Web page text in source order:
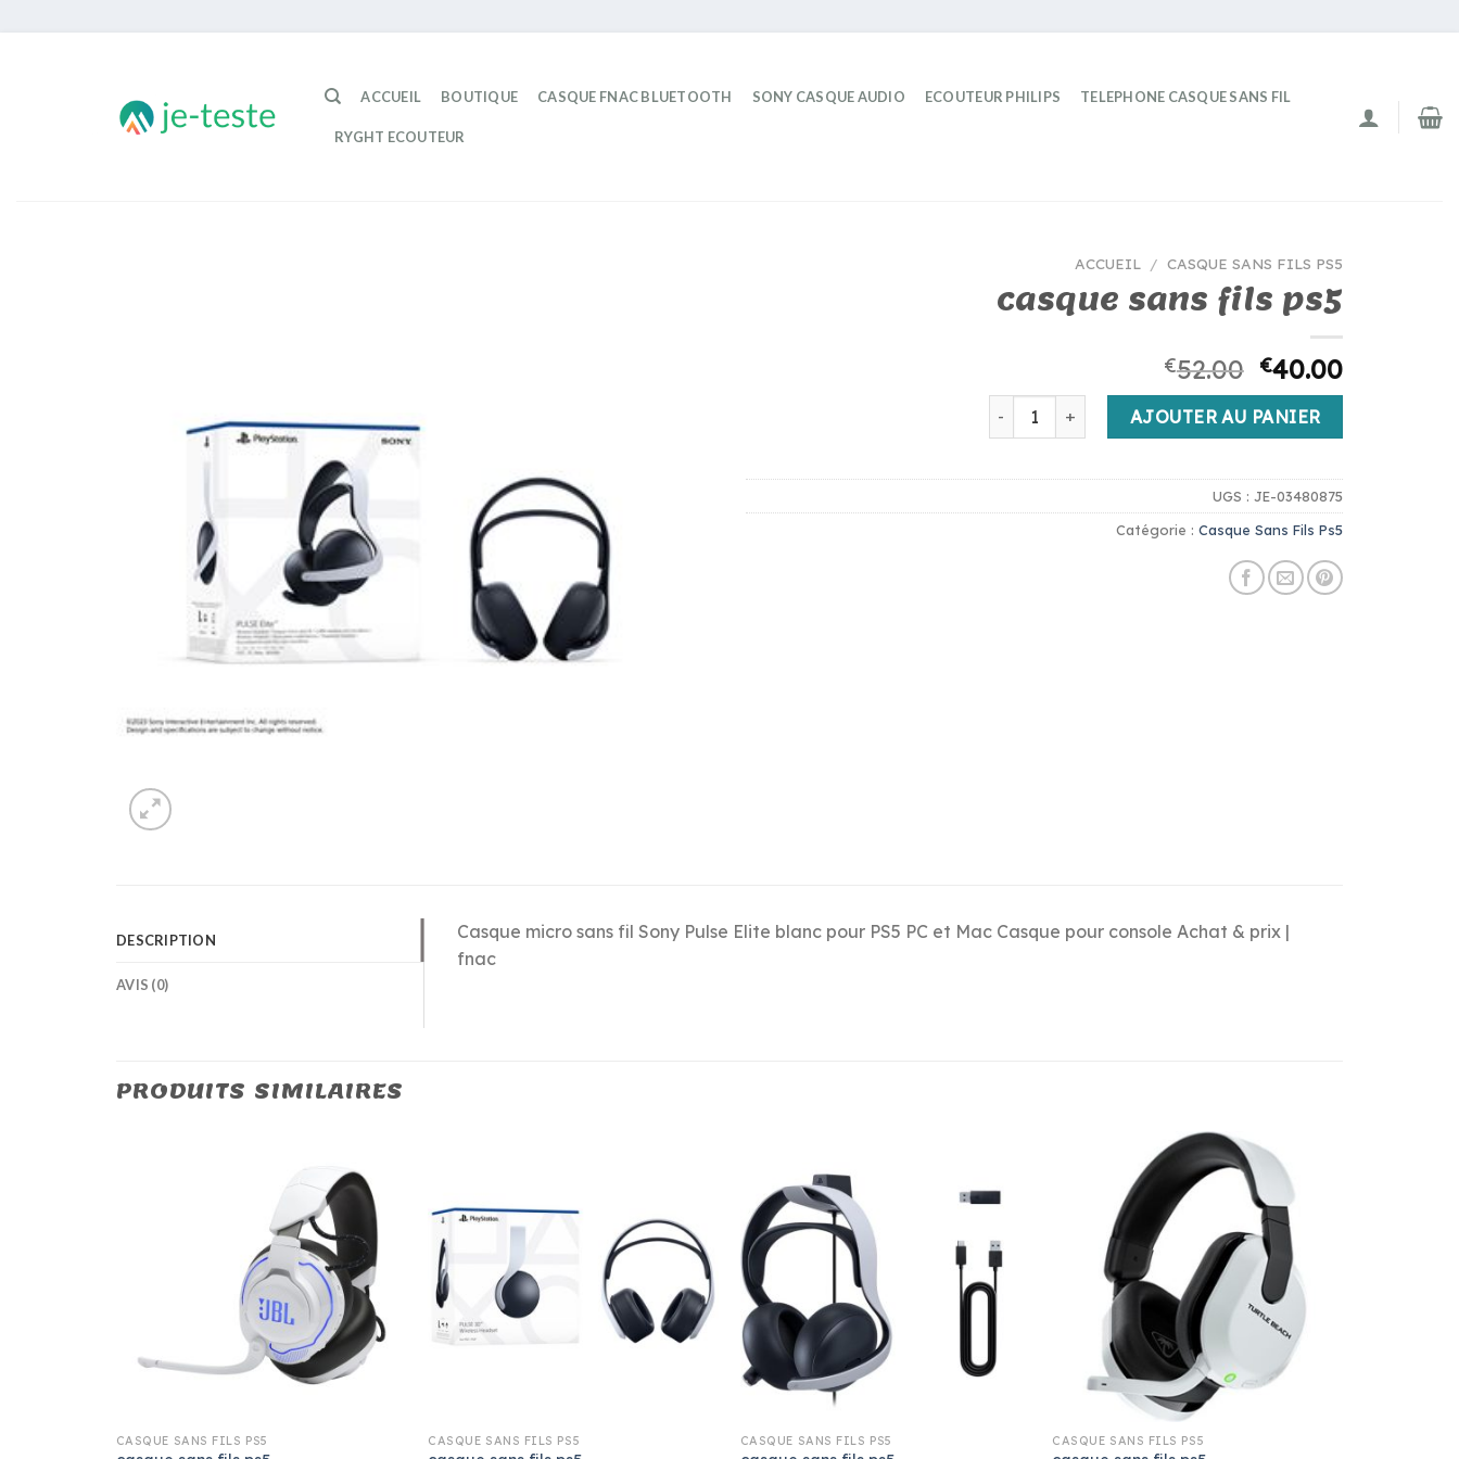
ACCUEIL BOUTIQUE CASQUE FNAC BLUETOOTH SONY CASQUE AUDIO ECOUTEUR PHILIPS TELEPHONE CASQUE SANS FIL
RYGHT ECOUTEUR
ACCUEIL / CASQUE SANS FILS PS5
casque sans fils ps5
€52.00 €40.00
quantité de casque sans fils ps5
AJOUTER AU PANIER
UGS : JE-03480875
Catégorie : Casque Sans Fils Ps5
DESCRIPTION
AVIS (0)
Casque micro sans fil Sony Pulse Elite blanc pour PS5 PC et Mac Casque pour console Achat & prix |
fnac
PRODUITS SIMILAIRES
CASQUE SANS FILS PS5 CASQUE SANS FILS PS5 CASQUE SANS FILS PS5 CASQUE SANS FILS PS5